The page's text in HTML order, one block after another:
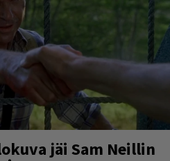
jäi Sam Neillin